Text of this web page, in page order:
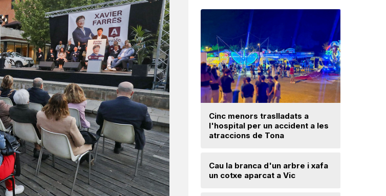
Cinc menors traslladats a
l'hospital per un accident a les
atraccions de Tona
Cau la branca d'un arbre i xafa
un cotxe aparcat a Vic